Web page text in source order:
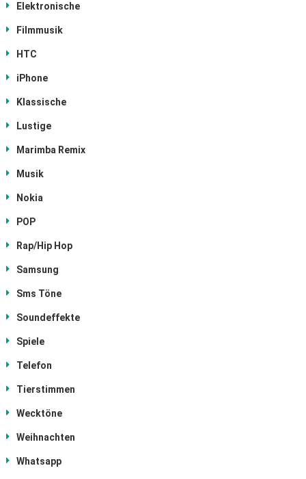
Elektronische
Filmmusik
HTC
iPhone
Klassische
Lustige
Marimba Remix
Musik
Nokia
POP
Rap/Hip Hop
Samsung
Sms Töne
Soundeffekte
Spiele
Telefon
Tierstimmen
Wecktöne
Weihnachten
Whatsapp